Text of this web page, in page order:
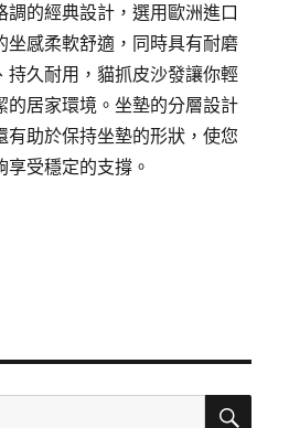
調的經典設計，選用歐洲進口
坐感柔軟舒適，同時具有耐磨
持久耐用，貓抓皮沙發讓你輕
的居家環境。坐墊的分層設計
有助於保持坐墊的形狀，使您
受穩定的支撐。
搜